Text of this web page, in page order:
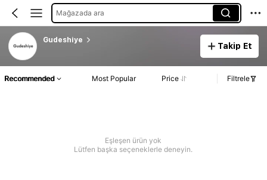
Mağazada ara
Gudeshiye
Takip Et
Recommended Most Popular Price Filtrele
Eşleşen ürün yok
Lütfen başka seçeneklerle deneyin.